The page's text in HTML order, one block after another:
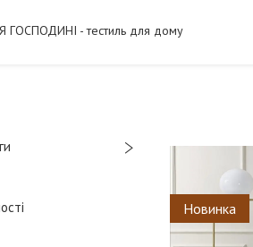
ГОСПОДИНІ - тестиль для дому
Новинка